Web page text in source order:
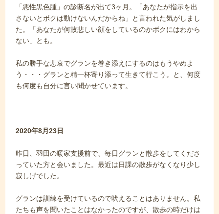
「悪性黒色腫」の診断名が出て3ヶ月。「あなたが指示を出
さないとボクは動けないんだからね」と言われた気がしまし
た。「あなたが何故悲しい顔をしているのかボクにはわから
ない」とも。
私の勝手な悲哀でグランを巻き添えにするのはもうやめよ
う・・・グランと精一杯寄り添って生きて行こう。と、何度
も何度も自分に言い聞かせています。
2020年8月23日
昨日、羽田の暖家支援前で、毎日グランと散歩をしてくださ
っていた方と会いました。最近は日課の散歩がなくなり少し
寂しげでした。
グランは訓練を受けているので吠えることはありません。私
たちも声を聞いたことはなかったのですが、散歩の時だけは